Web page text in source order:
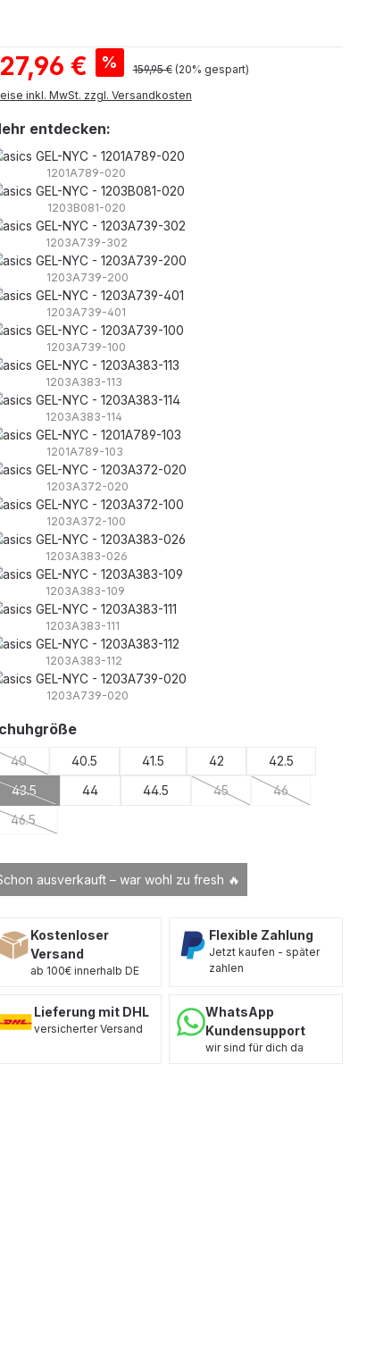
€ % Regulärer Preis:
159,95 € (20% gespart)
inkl. MwSt. zzgl. Versandkosten
ausverkauft – war wohl zu fresh 🔥
entdecken:
1201A789-020
1203B081-020
1203A739-302
1203A739-200
1203A739-401
1203A739-100
1203A383-113
1203A383-114
1201A789-103
1203A372-020
1203A372-100
1203A383-026
1203A383-109
1203A383-111
1203A383-112
1203A739-020
auswählen
40
(Diese Option ist zurzeit nicht verfügbar.)
40.5 41.5 42
42.5
43.5
(Diese Option ist zurzeit nicht verfügbar.)
44 44.5 45
(Diese Option ist zurzeit
46
(Diese Option
46.5
(Diese Option ist zurzeit nicht verfügbar.)
Kostenloser
Versand
ab 100€ innerhalb DE
Flexible Zahlung
Jetzt kaufen - später
zahlen
Lieferung mit DHL
versicherter Versand
WhatsApp
Kundensupport
wir sind für dich da